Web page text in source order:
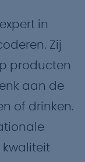
in
Zij
producten
aan de
of drinken.